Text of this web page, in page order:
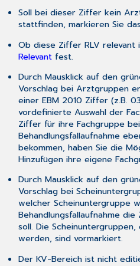
Regelwerk:
Über
das
weiterlesen...
Zeitangaben
Über
die
Zeitangaben
weiterlesen...
Extra
Über
die
Extra
Infos
weiterlesen...
Eigene
Liste
Soll bei dieser Ziffer kein
stattfinden, markieren Sie
Ob diese Ziffer RLV relevant
Relevantfest.
Durch Mausklick auf den
Vorschlag bei Arztgruppen
einer EBM 2010 Ziffer (z.B.
vordefinierte Auswahl der
Ziffer für ihre Fachgruppe
Behandlungsfallaufnahme
bekommen, haben Sie die
Hinzufügenihre eigene
Durch Mausklick auf den
Vorschlag bei
welcher Scheinuntergruppe
Behandlungsfallaufnahme
soll. Die
werden, sind vormarkiert.
Der KV-Bereich ist nicht